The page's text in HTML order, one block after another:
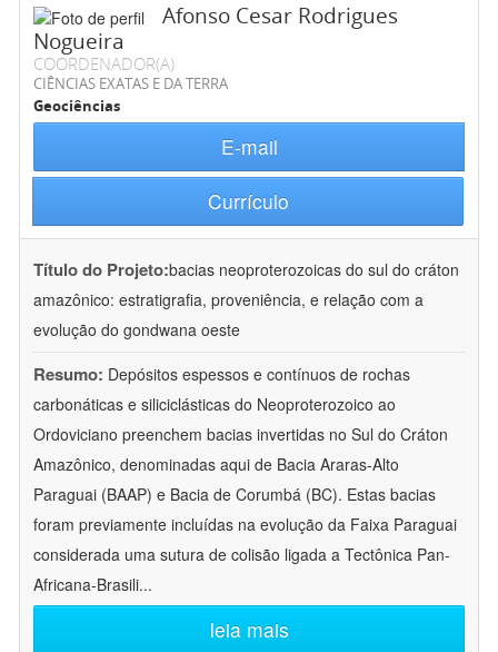
Afonso Cesar Rodrigues
Nogueira
COORDENADOR(A)
CIÊNCIAS EXATAS E DA TERRA
Geociências
E-mail
Currículo
Título do Projeto:bacias neoproterozoicas do sul do cráton
amazônico: estratigrafia, proveniência, e relação com a
evolução do gondwana oeste
Resumo: Depósitos espessos e contínuos de rochas
carbonáticas e siliciclásticas do Neoproterozoico ao
Ordoviciano preenchem bacias invertidas no Sul do Cráton
Amazônico, denominadas aqui de Bacia Araras-Alto
Paraguai (BAAP) e Bacia de Corumbá (BC). Estas bacias
foram previamente incluídas na evolução da Faixa Paraguai
considerada uma sutura de colisão ligada a Tectônica Pan-
Africana-Brasili...
leia mais